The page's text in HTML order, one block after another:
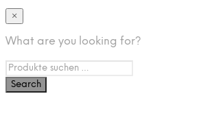
×
What are you looking for?